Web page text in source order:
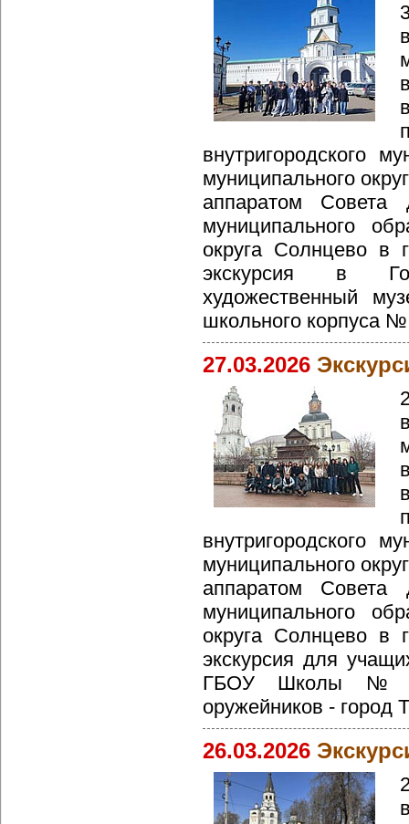
внутригородского
муниципального
аппаратом Совета
муниципального
округа Солнцево в
экскурсия в
художественный
школьного
27.03.2026
внутригородского
муниципального
аппаратом Совета
муниципального
округа Солнцево в
экскурсия для
ГБОУ Школы №
оружейников - город
26.03.2026